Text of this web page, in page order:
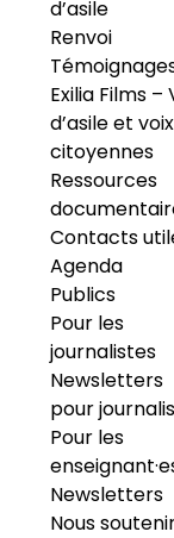
d’asile
Renvoi
Exilia Films –
d’asile et voix
citoyennes
Ressources
Contacts
Agenda
Publics
Pour les
journalistes
Newsletters
pour
Pour les
Newsletters
Nous